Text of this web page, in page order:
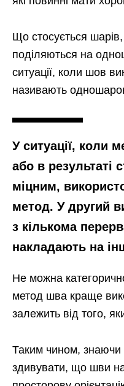
Що стосується шарів,
поділяються на
ситуації, коли шов
називають
У ситуації, коли
або в результаті
міцним,
метод. У другий
з кількома
накладають на
Не можна
метод шва краще
залежить від того,
Таким чином, знаючи
здивувати, що шви